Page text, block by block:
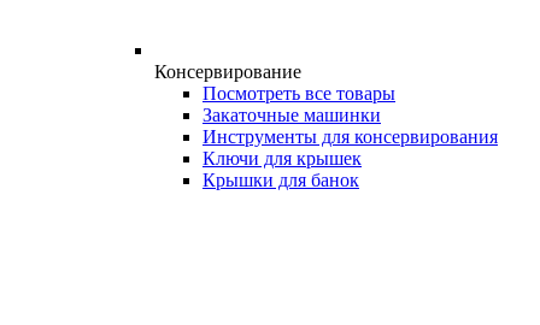
Консервирование
Посмотреть все товары
Закаточные машинки
Инструменты для консервирования
Ключи для крышек
Крышки для банок